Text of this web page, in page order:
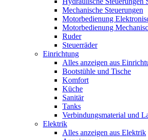
Mechanische Steuerungen
Motorbedienung
Motorbedienung
Ruder
Steuerräder
Einrichtung
Alles anzeigen aus
Bootstühle und Tische
Komfort
Küche
Sanitär
Tanks
Verbindungsmaterial und
Elektrik
Alles anzeigen aus Elektrik